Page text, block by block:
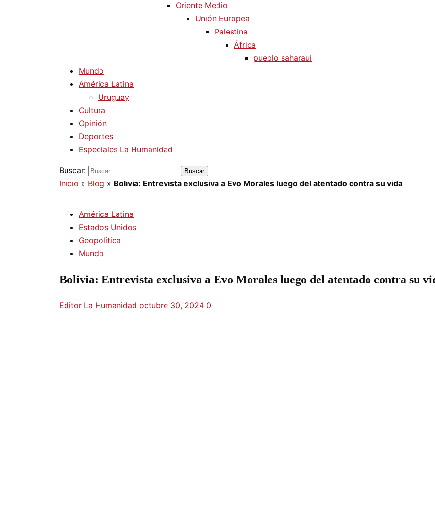
Oriente Medio
Unión Europea
Palestina
África
pueblo saharaui
Mundo
América Latina
Uruguay
Cultura
Opinión
Deportes
Especiales La Humanidad
Buscar:
Inicio » Blog » Bolivia: Entrevista exclusiva a Evo Morales luego del atentado contra su vida
América Latina
Estados Unidos
Geopolítica
Mundo
Bolivia: Entrevista exclusiva a Evo Morales luego del atentado contra su
Editor La Humanidad octubre 30, 2024 0